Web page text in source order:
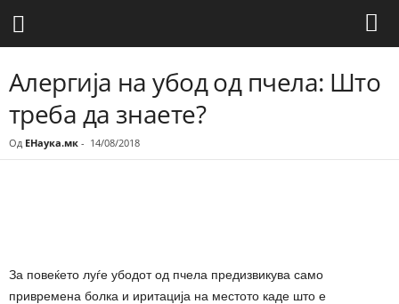
Алергија на убод од пчела: Што
треба да знаете?
Од ЕНаука.мк - 14/08/2018
За повеќето луѓе убодот од пчела предизвикува само
привремена болка и иритација на местото каде што е